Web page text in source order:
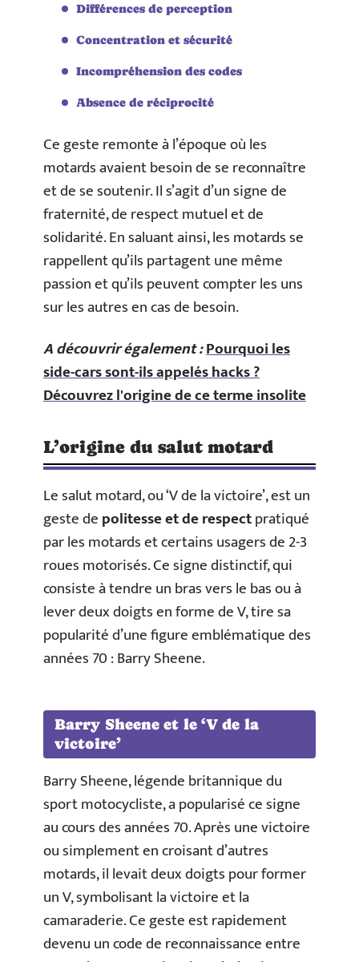
Différences de perception
Concentration et sécurité
Incompréhension des codes
Absence de réciprocité
Ce geste remonte à l’époque où les
motards avaient besoin de se reconnaître
et de se soutenir. Il s’agit d’un signe de
fraternité, de respect mutuel et de
solidarité. En saluant ainsi, les motards se
rappellent qu’ils partagent une même
passion et qu’ils peuvent compter les uns
sur les autres en cas de besoin.
A découvrir également :Pourquoi les
side-cars sont-ils appelés hacks ?
Découvrez l'origine de ce terme insolite
L’origine du salut motard
Le salut motard, ou ‘V de la victoire’, est un
geste depolitesse et de respectpratiqué
par les motards et certains usagers de 2-3
roues motorisés. Ce signe distinctif, qui
consiste à tendre un bras vers le bas ou à
lever deux doigts en forme de V, tire sa
popularité d’une figure emblématique des
années 70 : Barry Sheene.
Barry Sheene et le ‘V de la
victoire’
Barry Sheene, légende britannique du
sport motocycliste, a popularisé ce signe
au cours des années 70. Après une victoire
ou simplement en croisant d’autres
motards, il levait deux doigts pour former
un V, symbolisant la victoire et la
camaraderie. Ce geste est rapidement
devenu un code de reconnaissance entre